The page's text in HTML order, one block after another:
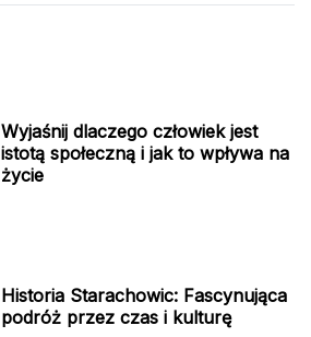
Wyjaśnij dlaczego człowiek jest
istotą społeczną i jak to wpływa na
życie
Historia Starachowic: Fascynująca
podróż przez czas i kulturę